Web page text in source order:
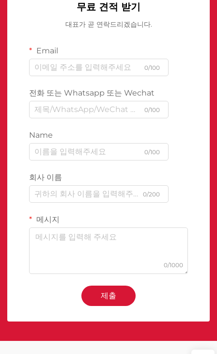
무료 견적 받기
대표가 곧 연락드리겠습니다.
Email
0/100
전화 또는 Whatsapp 또는 Wechat
0/100
Name
0/100
회사 이름
0/200
메시지
0/1000
제출